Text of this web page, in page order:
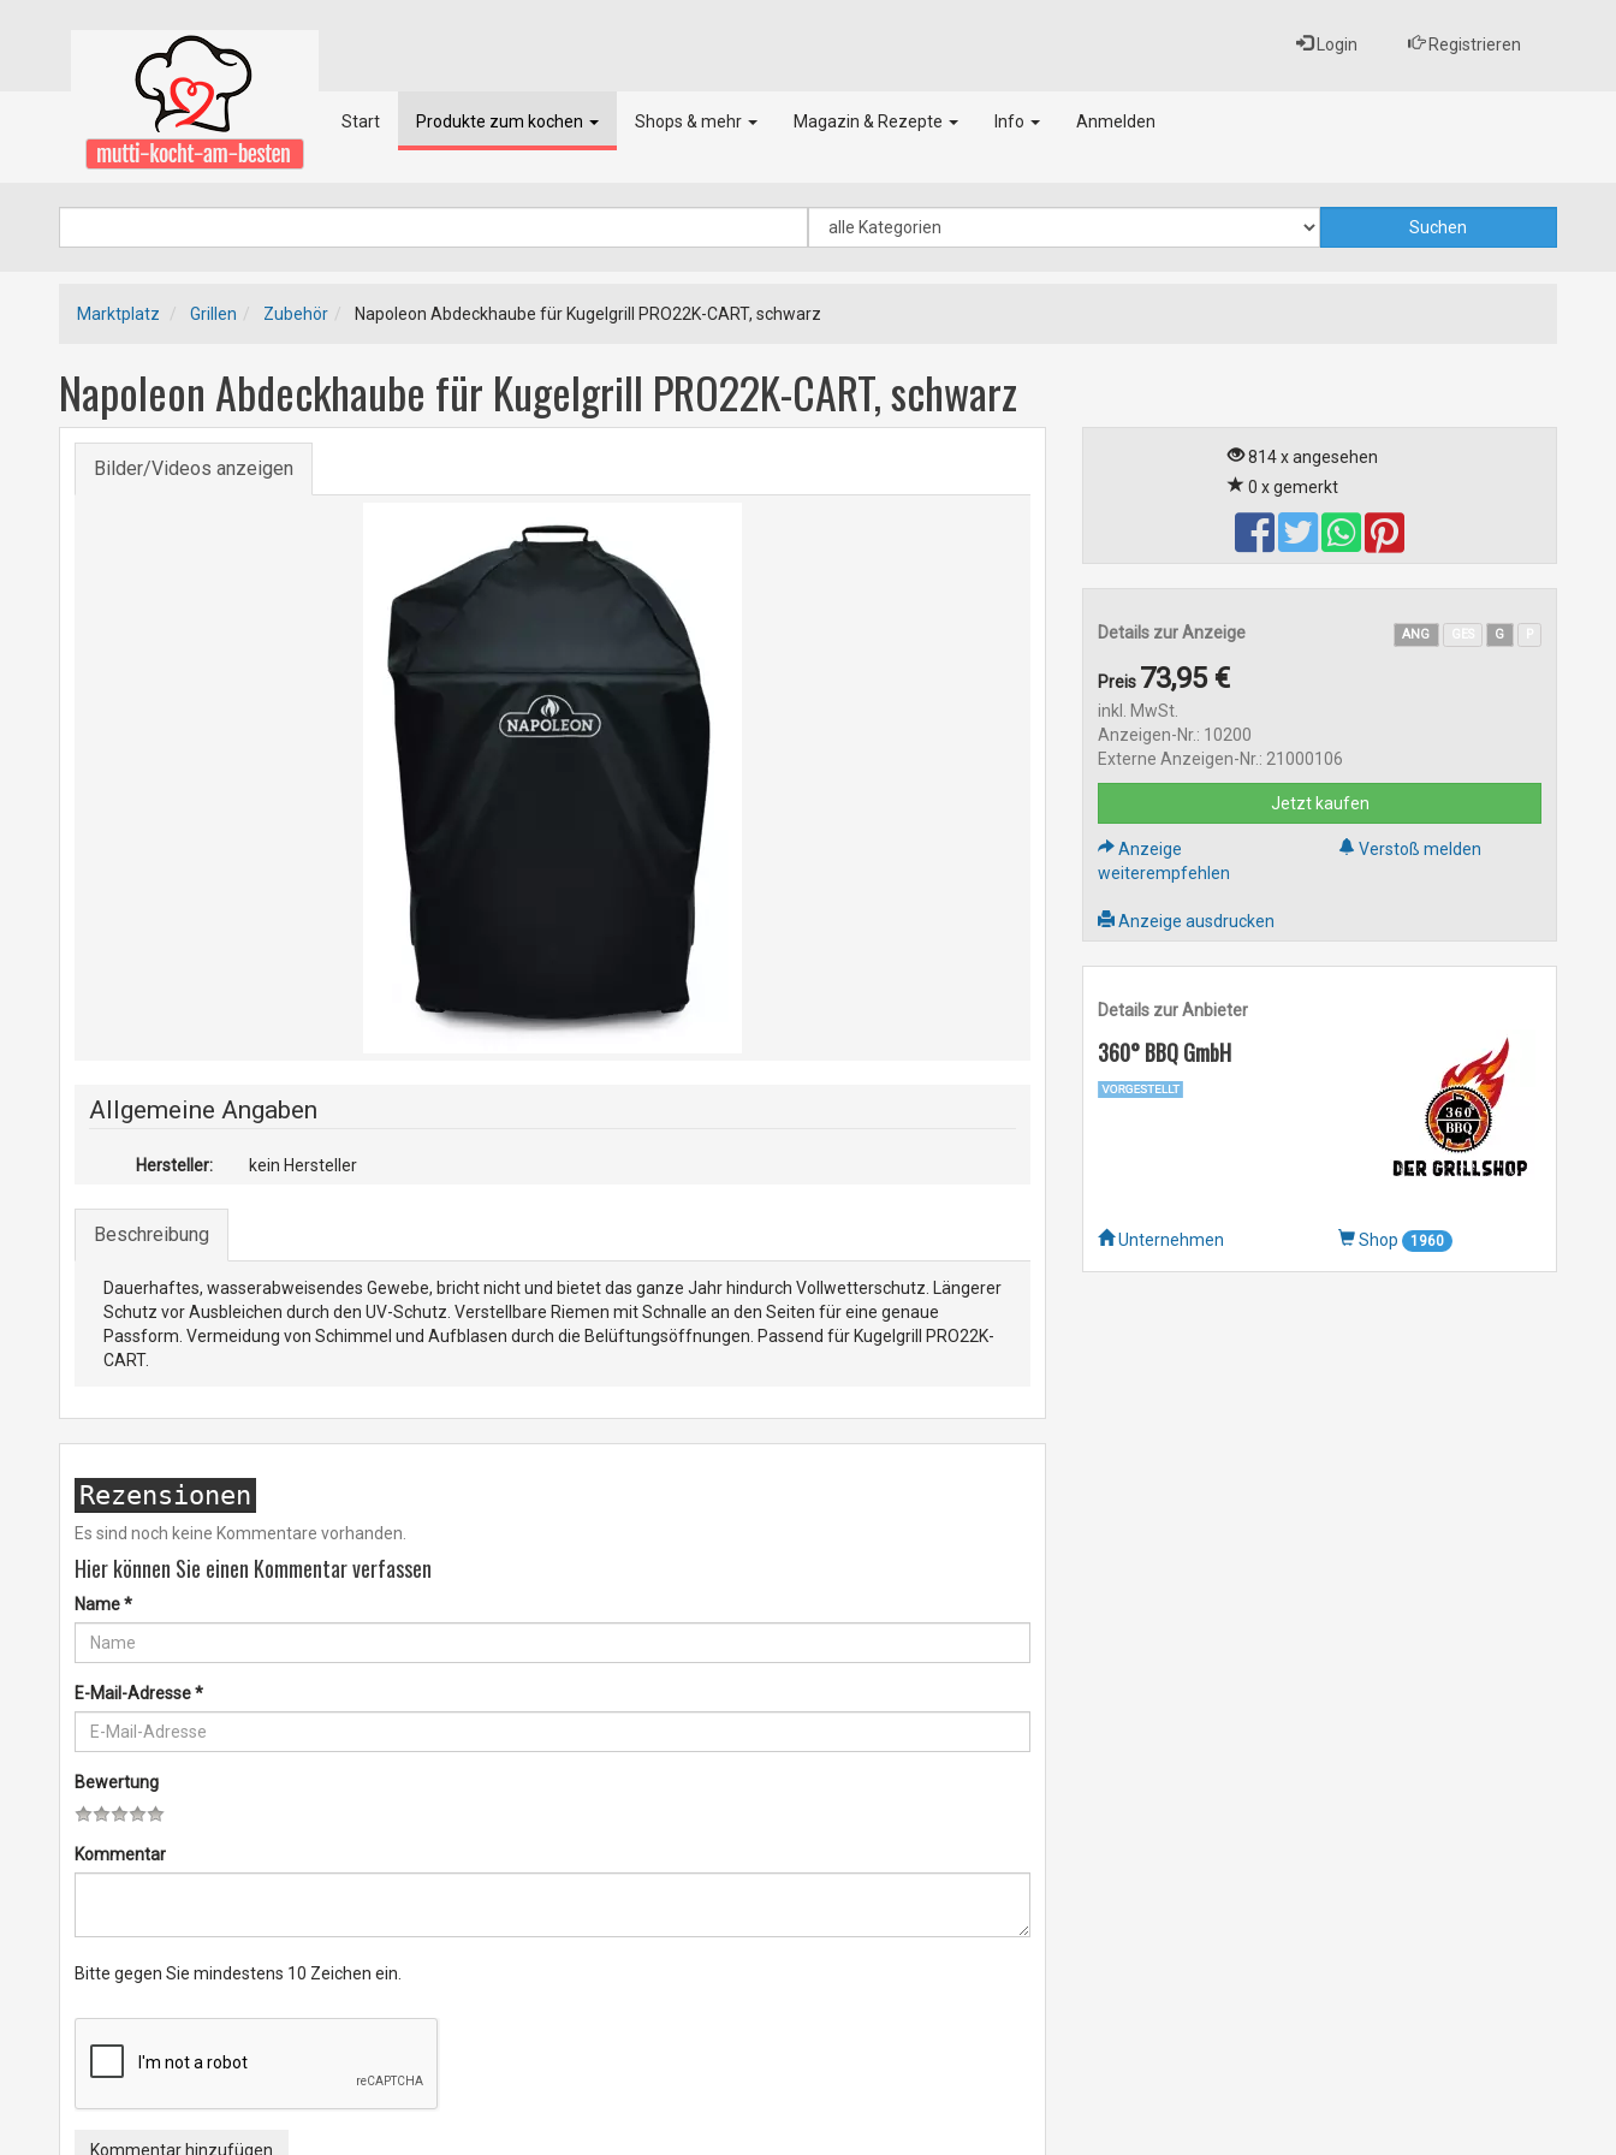
Login Registrieren
Start Produkte zum kochen Shops & mehr Magazin & Rezepte Info Anmelden
Marktplatz Grillen Zubehör Napoleon Abdeckhaube für Kugelgrill PRO22K-CART, schwarz
Napoleon Abdeckhaube für Kugelgrill PRO22K-CART, schwarz
Bilder/Videos anzeigen
Allgemeine Angaben
Hersteller: kein Hersteller
Beschreibung
Dauerhaftes, wasserabweisendes Gewebe, bricht nicht und bietet das ganze Jahr hindurch Vollwetterschutz. Längerer
Schutz vor Ausbleichen durch den UV-Schutz. Verstellbare Riemen mit Schnalle an den Seiten für eine genaue
Passform. Vermeidung von Schimmel und Aufblasen durch die Belüftungsöffnungen. Passend für Kugelgrill PRO22K-
CART.
Rezensionen
Es sind noch keine Kommentare vorhanden.
Hier können Sie einen Kommentar verfassen
Name*
E-Mail-Adresse*
Bewertung
Kommentar
Bitte gegen Sie mindestens 10 Zeichen ein.
Kommentar hinzufügen
814 x angesehen
0 x gemerkt
Details zur Anzeige ANG G
Preis 73,95 €
inkl. MwSt.
Anzeigen-Nr.: 10200
Externe Anzeigen-Nr.: 21000106
Jetzt kaufen
Anzeige
weiterempfehlen
Verstoß melden
Anzeige ausdrucken
Details zur Anbieter
360° BBQ GmbH
Unternehmen Shop 1960